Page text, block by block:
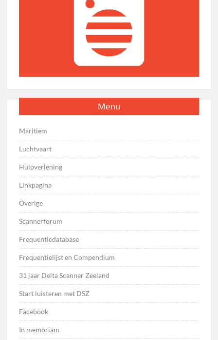
Menu
Maritiem
Luchtvaart
Hulpverlening
Linkpagina
Overige
Scannerforum
Frequentiedatabase
Frequentielijst en Compendium
31 jaar Delta Scanner Zeeland
Start luisteren met DSZ
Facebook
In memoriam